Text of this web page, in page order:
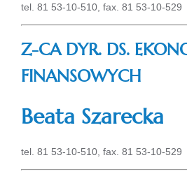
tel. 81 53-10-510, fax. 81 53-10-529
Z-CA DYR. DS.
FINANSOWYCH
Beata Szarecka
tel. 81 53-10-510, fax. 81 53-10-529